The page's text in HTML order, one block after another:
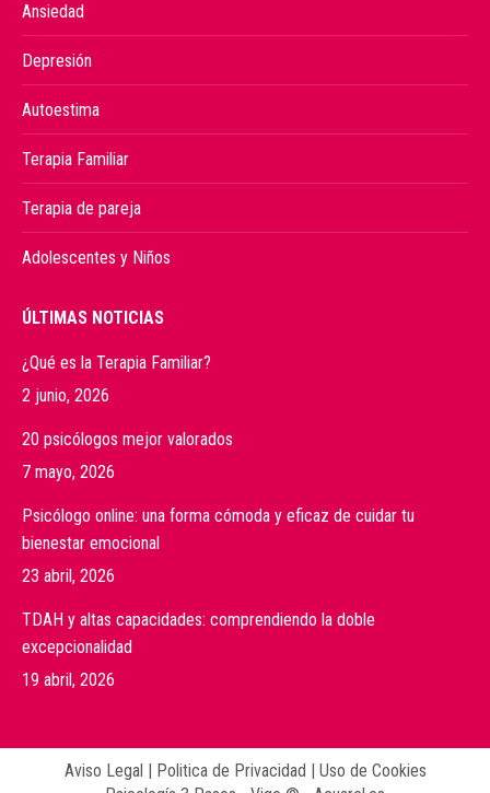
Ansiedad
Depresión
Autoestima
Terapia Familiar
Terapia de pareja
Adolescentes y Niños
ÚLTIMAS NOTICIAS
¿Qué es la Terapia Familiar?
2 junio, 2026
20 psicólogos mejor valorados
7 mayo, 2026
Psicólogo online: una forma cómoda y eficaz de cuidar tu
bienestar emocional
23 abril, 2026
TDAH y altas capacidades: comprendiendo la doble
excepcionalidad
19 abril, 2026
Aviso Legal | Politica de Privacidad | Uso de Cookies